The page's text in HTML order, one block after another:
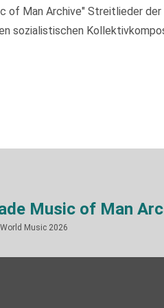
of Man Archive" Streitlieder
sozialistischen
Music of Man
Music 2026